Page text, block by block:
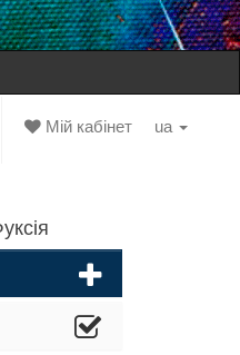
ua
Мій кабінет